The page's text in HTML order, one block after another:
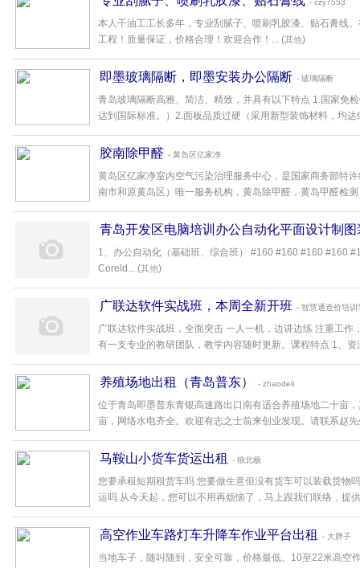
- czy7553
本人干油工工长多年，专业刮腻子、喷刷乳胶漆、贴石膏线
工程！质量保证，价格合理！欢迎合作！... (其他)
即墨玻璃隔断，即墨安装办公隔断 - 玻璃隔断
青岛玻璃隔断高雅、简洁、精致，并具有以下特点 1.国家免
达到国际标准。）2.面板品质过硬（采用新型装饰材料，均
胶南除甲醛 - 黄岛区亿家净
黄岛区亿家净室内空气污染治理服务中心，是国家商务部特
南市和原黄岛区）唯一服务机构，黄岛除甲醛，黄岛甲醛检
青岛开发区电脑培训办公自动化平面设计制图
1、办公自动化（基础班、综合班） #160 #160 #160 #160
Coreld... (其他)
广联达软件实战班，本周全新开班 - 智慧通造价培训
广联达软件实战班，全面突击 一人一机，边讲边练 注重工
有一支专业的教研团队，教学内容随时更新。课程特点 1、
养殖场地出租（青岛普东） - zhaodeli
位于青岛即墨普东青银高速路出口南有适合养殖场地二十亩
亩，网络水电齐全。欢迎有志之士前来创业发现。请联系赵先
马鞍山小货车货运出租 - 狼北极
您要承租短期租货车吗 您要做生意但没有货车可以装载货物
运吗 从今天起，您可以不用再烦恼了，马上跟我们联络，提
高空作业车路灯车升降车作业平台出租 - 大胖子
当地车子，随叫随到，安全可靠，价格最低。10至22米高空